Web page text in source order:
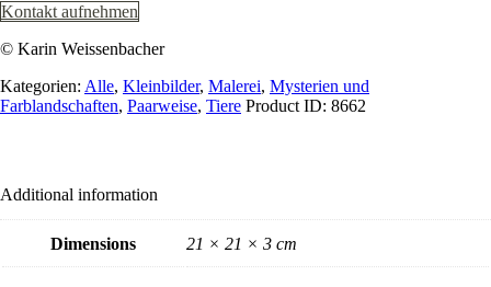
Kontakt aufnehmen
© Karin Weissenbacher
Kategorien: Alle, Kleinbilder, Malerei, Mysterien und
Farblandschaften, Paarweise, Tiere Product ID: 8662
Additional information
Dimensions 21 × 21 × 3 cm